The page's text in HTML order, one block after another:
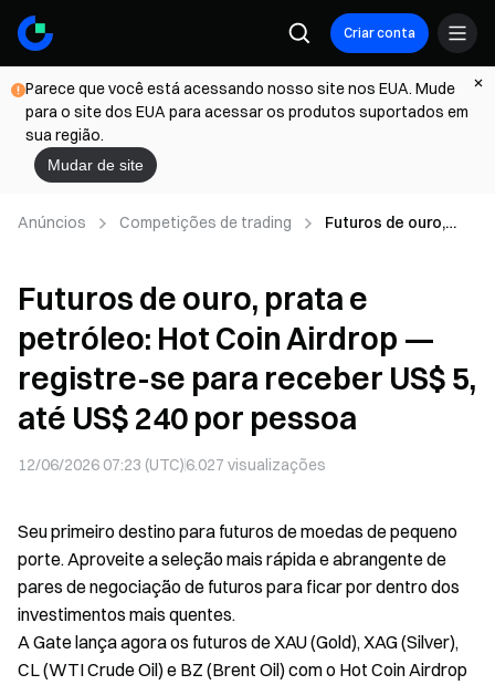
Criar conta
Parece que você está acessando nosso site nos EUA. Mude
para o site dos EUA para acessar os produtos suportados em
sua região.
Mudar de site
Anúncios Competições de trading
Futuros de ouro,
registre-se para
receber US$ 5, até
US$ 240 por pessoa
Futuros de ouro, prata e
petróleo: Hot Coin Airdrop —
registre-se para receber US$ 5,
até US$ 240 por pessoa
12/06/2026 07:23 (UTC)6.027 visualizações
Seu primeiro destino para futuros de moedas de pequeno
porte. Aproveite a seleção mais rápida e abrangente de
pares de negociação de futuros para ficar por dentro dos
investimentos mais quentes.
A Gate lança agora os futuros de XAU (Gold), XAG (Silver),
CL (WTI Crude Oil) e BZ (Brent Oil) com o Hot Coin Airdrop